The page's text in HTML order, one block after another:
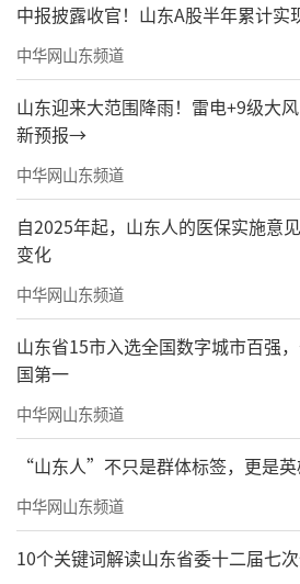
中报披露收官！山东A股半年累计实
中华网山东频道
山东迎来大范围降雨！雷电+9级大
新预报→
中华网山东频道
自2025年起，山东人的医保实施意
变化
中华网山东频道
山东省15市入选全国数字城市百强
国第一
中华网山东频道
“山东人”不只是群体标签，更是
中华网山东频道
10个关键词解读山东省委十二届七